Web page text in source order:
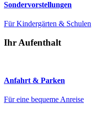
Sondervorstellungen
Für Kindergärten & Schulen
Ihr Aufenthalt
Anfahrt & Parken
Für eine bequeme Anreise